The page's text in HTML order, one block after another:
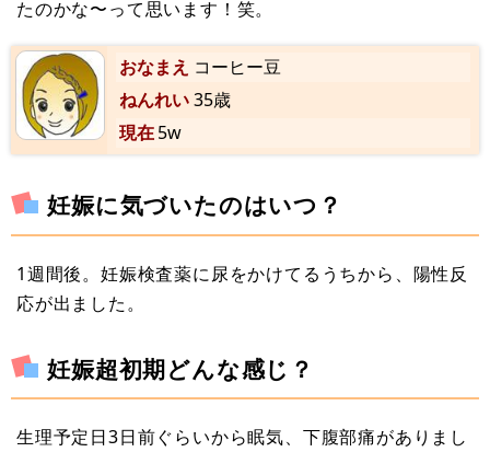
たのかな〜って思います！笑。
おなまえ コーヒー豆
ねんれい35歳
現在5w
妊娠に気づいたのはいつ？
1週間後。妊娠検査薬に尿をかけてるうちから、陽性反
応が出ました。
妊娠超初期どんな感じ？
生理予定日3日前ぐらいから眠気、下腹部痛がありまし